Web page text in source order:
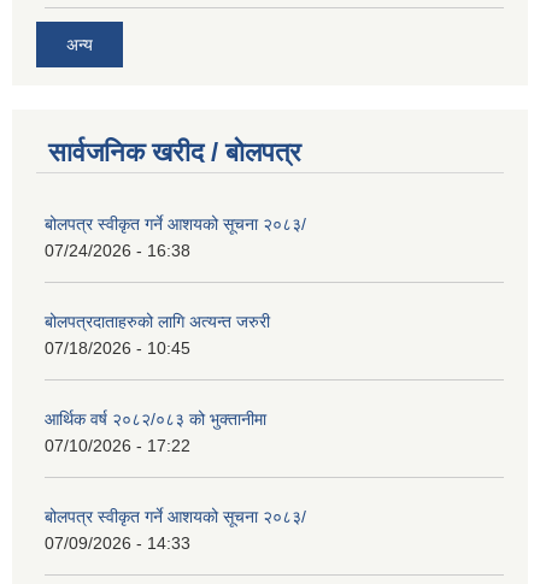
अन्य
सार्वजनिक खरीद / बोलपत्र
बोलपत्र स्वीकृत गर्ने आशयको सूचना २०८३/
07/24/2026 - 16:38
बोलपत्रदाताहरुको लागि अत्यन्त जरुरी
07/18/2026 - 10:45
आर्थिक वर्ष २०८२/०८३ को भुक्तानीमा
07/10/2026 - 17:22
बोलपत्र स्वीकृत गर्ने आशयको सूचना २०८३/
07/09/2026 - 14:33